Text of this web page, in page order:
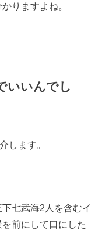
りますよね。
いいんでし
します。
七武海2人を含むイ
前にして口にした